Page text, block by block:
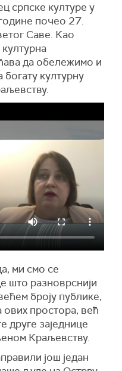
српске културе у
почео 27.
Саве. Као
да обележимо и
културну
ми смо се
што разноврснији
броју публике,
ових простора, већ
друге заједнице
Краљевству.
још један